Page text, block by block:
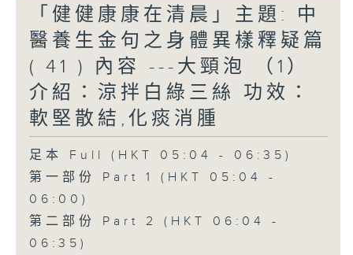
「健健康康在清晨」主題: 中
醫養生金句之身體異樣釋疑篇
( 41 ) 內容 ---大頸泡 （1）
介紹：涼拌白綠三絲 功效：
軟堅散結,化痰消腫
足本 Full (HKT 05:04 - 06:35)
第一部份 Part 1 (HKT 05:04 -
06:00)
第二部份 Part 2 (HKT 06:04 -
06:35)